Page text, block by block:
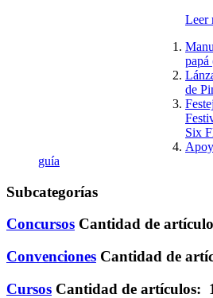
Leer
papá
de
Six
guía
Subcategorías
Concursos Cantidad de
Convenciones Cantidad de
Cursos Cantidad de artículos: